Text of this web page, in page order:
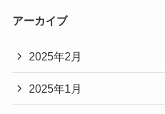
アーカイブ
2025年2月
2025年1月